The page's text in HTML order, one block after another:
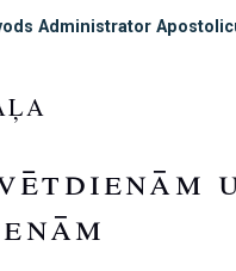
Administrator